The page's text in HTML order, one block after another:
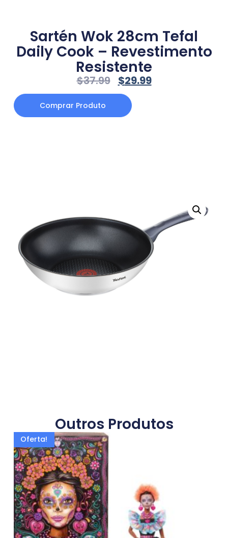
Sartén Wok 28cm Tefal
Daily Cook – Revestimento
Resistente
$37.99 $29.99
Comprar Produto
Outros Produtos
Oferta!